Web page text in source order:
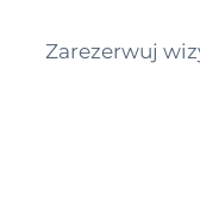
Zarezerwuj